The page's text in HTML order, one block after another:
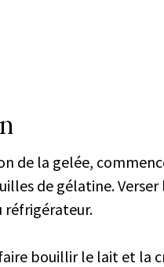
de la gelée,
de gélatine.
réfrigérateur.
bouillir le lait et la